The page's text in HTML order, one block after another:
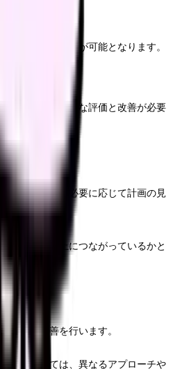
いきましょう。
実な技術の習得が可能となります。
るため、定期的な評価と改善が必要
況を確認し、必要に応じて計画の見
アの質の向上につながっているかと
要です。
内容の改善を行います。
野については、異なるアプローチや